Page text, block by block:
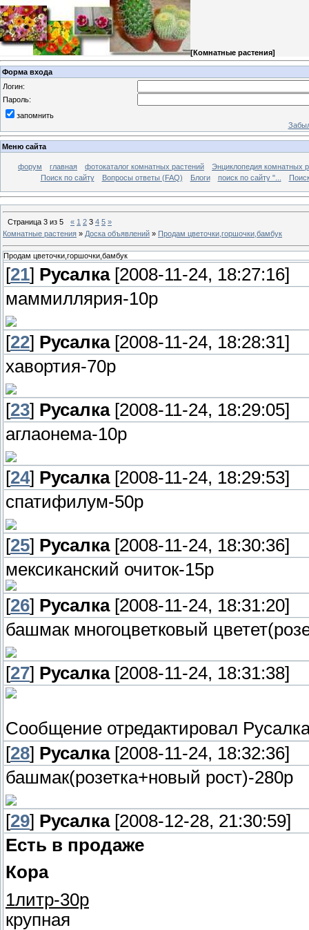
[Комнатные растения]
Форма входа
Логин:
Пароль:
запомнить
Меню сайта
форум главная фотокаталог комнатных растений
Энциклопедия комнатных
Поиск по сайту
Вопросы ответы (FAQ) Блоги поиск по сайту "...
Страница 3 из 5 « 1 2 3 4 5 »
Комнатные растения » Доска объявлений » Продам цветочки,горшочки,бамбук
Продам цветочки,горшочки,бамбук
[21] Русалка[2008-11-24, 18:27:16]
маммиллярия-10р
[22] Русалка[2008-11-24, 18:28:31]
хавортия-70р
[23] Русалка[2008-11-24, 18:29:05]
аглаонема-10р
[24] Русалка[2008-11-24, 18:29:53]
спатифилум-50р
[25] Русалка[2008-11-24, 18:30:36]
мексиканский очиток-15р
[26] Русалка[2008-11-24, 18:31:20]
башмак многоцветковый
[27] Русалка[2008-11-24, 18:31:38]
Сообщение отредактировал
[28] Русалка[2008-11-24, 18:32:36]
башмак(розетка+новый рост)-280р
[29] Русалка[2008-12-28, 21:30:59]
Есть в продаже
Кора
1литр-30р
крупная